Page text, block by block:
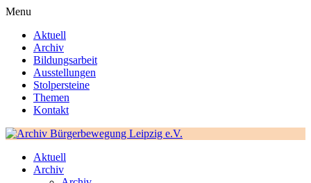
Menu
Aktuell
Archiv
Bildungsarbeit
Ausstellungen
Stolpersteine
Themen
Kontakt
Aktuell
Archiv